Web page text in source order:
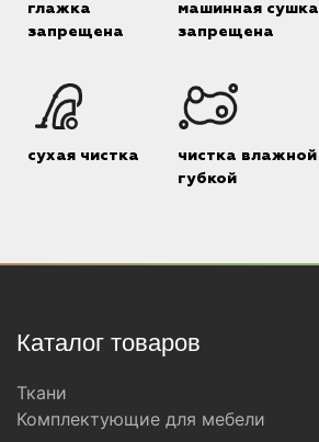
глажка
запрещена
машинная сушка
запрещена
сухая чистка
чистка влажной
губкой
Каталог товаров
Ткани
Комплектующие для мебели